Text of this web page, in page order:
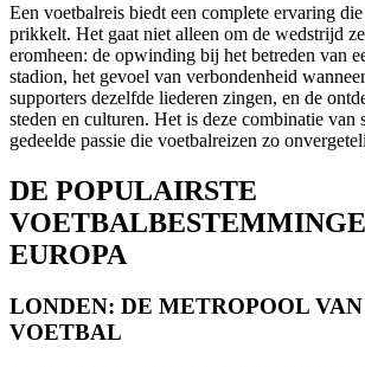
Een voetbalreis biedt een complete ervaring
prikkelt. Het gaat niet alleen om de wedstrijd
eromheen: de opwinding bij het betreden van
stadion, het gevoel van verbondenheid
supporters dezelfde liederen zingen, en de
steden en culturen. Het is deze combinatie van
gedeelde passie die voetbalreizen zo
DE POPULAIRSTE
EUROPA
LONDEN: DE METROPOOL
VOETBAL